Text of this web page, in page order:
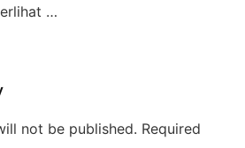
…
not be published. Required